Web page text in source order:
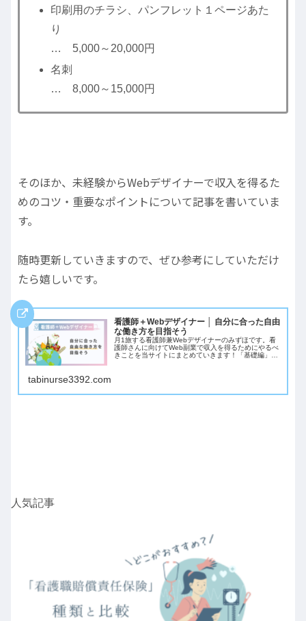
印刷用のチラシ、パンフレット１ページあた
り
… 5,000～20,000円
名刺
… 8,000～15,000円
そのほか、未経験からWebデザイナーで収入を得るた
めのコツ・重要なポイントについて記事を書いていま
す。
随時更新していきますので、ぜひ参考にしていただけ
たら嬉しいです。
看護師＋Webデザイナー │ 自分に合った自由
な働き方を目指そう
月1旅する看護師兼Webデザイナーのみずほです。看
護師さんに向けてWeb副業で収入を得るためにやるべ
きことを当サイトにまとめていきます！「基礎編」
いただければと思います。
tabinurse3392.com
人気記事